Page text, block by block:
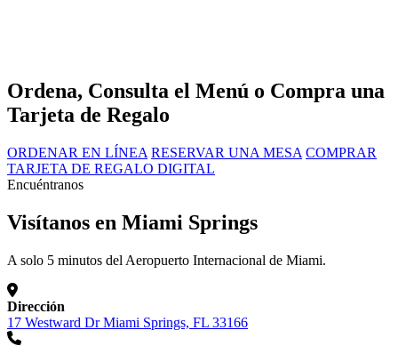
Ordena, Consulta el Menú o Compra una
Tarjeta de Regalo
ORDENAR EN LÍNEA RESERVAR UNA MESA COMPRAR
TARJETA DE REGALO DIGITAL
Encuéntranos
Visítanos en Miami Springs
A solo 5 minutos del Aeropuerto Internacional de Miami.
Dirección
17 Westward Dr Miami Springs, FL 33166